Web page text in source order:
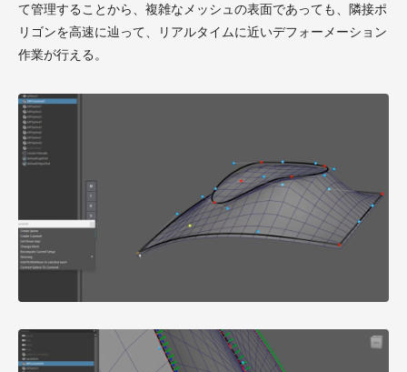
て管理することから、複雑なメッシュの表面であっても、隣接ポ
リゴンを高速に辿って、リアルタイムに近いデフォーメーション
作業が行える。